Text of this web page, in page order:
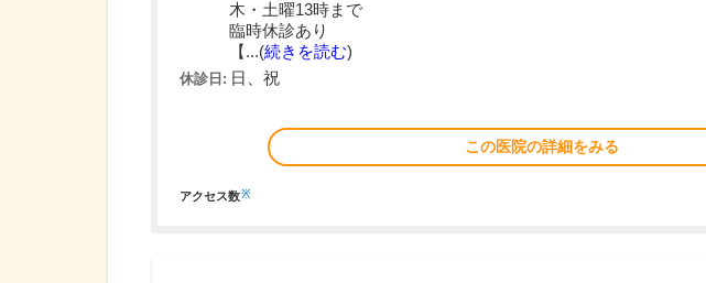
木・土曜13時まで
臨時休診あり
【...(続きを読む)
休診日: 日、祝
この医院の詳細をみる
アクセス数※